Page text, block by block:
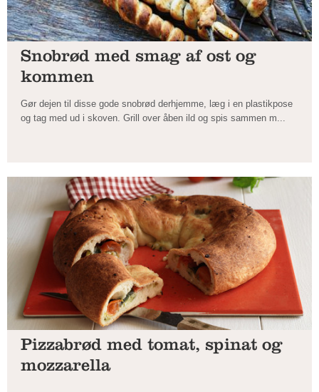
Snobrød med smag af ost og
kommen
Gør dejen til disse gode snobrød derhjemme, læg i en plastikpose
og tag med ud i skoven. Grill over åben ild og spis sammen m...
Pizzabrød med tomat, spinat og
mozzarella